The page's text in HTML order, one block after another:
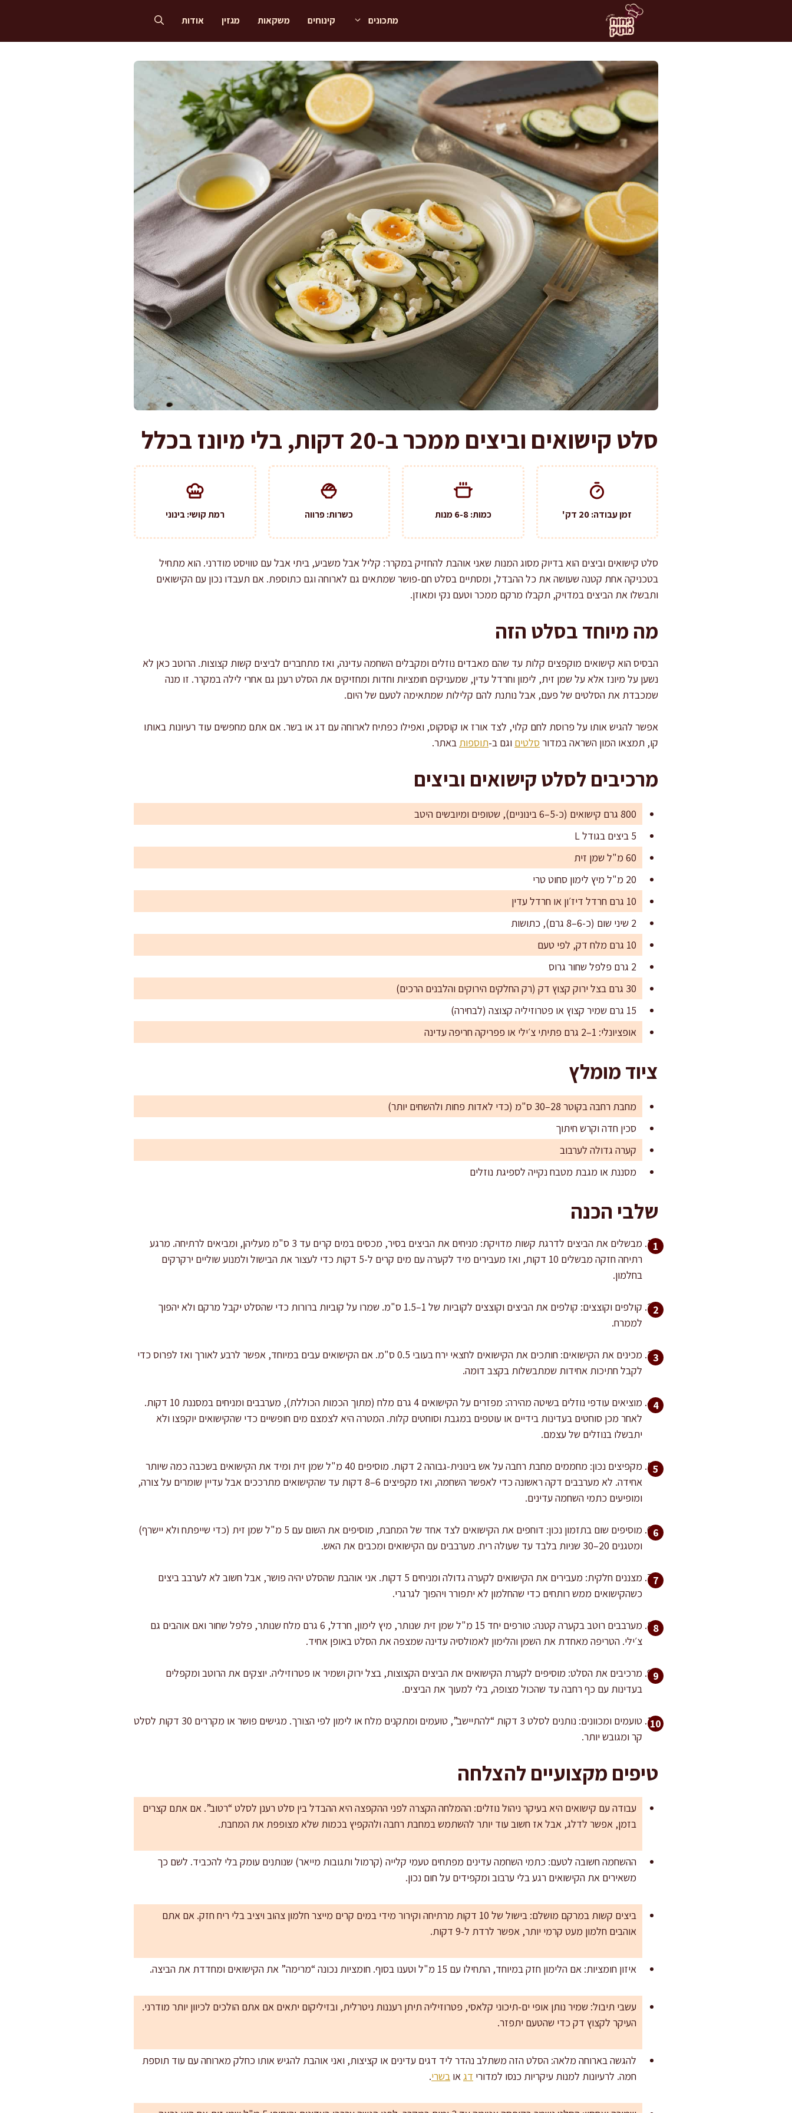
מתכונים קינוחים משקאות מגזין אודות
סלט קישואים וביצים ממכר ב-20 דקות, בלי מיונז בכלל
זמן עבודה: 20 דק' כמות: 6-8 מנות כשרות: פרווה רמת קושי: בינוני
סלט קישואים וביצים הוא בדיוק מסוג המנות שאני אוהבת להחזיק במקרר: קליל אבל משביע, ביתי אבל עם טוויסט מודרני. הוא מתחיל
בטכניקה אחת קטנה שעושה את כל ההבדל, ומסתיים בסלט חם-פושר שמתאים גם לארוחה וגם כתוספת. אם תעבדו נכון עם הקישואים
ותבשלו את הביצים במדויק, תקבלו מרקם ממכר וטעם נקי ומאוזן.
מה מיוחד בסלט הזה
הבסיס הוא קישואים מוקפצים קלות עד שהם מאבדים נוזלים ומקבלים השחמה עדינה, ואז מתחברים לביצים קשות קצוצות. הרוטב כאן לא
נשען על מיונז אלא על שמן זית, לימון וחרדל עדין, שמעניקים חומציות וחדות ומחזיקים את הסלט רענן גם אחרי לילה במקרר. זו מנה
שמכבדת את הסלטים של פעם, אבל נותנת להם קלילות שמתאימה לטעם של היום.
אפשר להגיש אותו על פרוסת לחם קלוי, לצד אורז או קוסקוס, ואפילו כפתיח לארוחה עם דג או בשר. אם אתם מחפשים עוד רעיונות באותו
קו, תמצאו המון השראה במדור סלטים וגם ב-תוספות באתר.
מרכיבים לסלט קישואים וביצים
800 גרם קישואים (כ-5–6 בינוניים), שטופים ומיובשים היטב
5 ביצים בגודל L
60 מ"ל שמן זית
20 מ"ל מיץ לימון סחוט טרי
10 גרם חרדל דיז׳ון או חרדל עדין
2 שיני שום (כ-6–8 גרם), כתושות
10 גרם מלח דק, לפי טעם
2 גרם פלפל שחור גרוס
30 גרם בצל ירוק קצוץ דק (רק החלקים הירוקים והלבנים הרכים)
15 גרם שמיר קצוץ או פטרוזיליה קצוצה (לבחירה)
אופציונלי: 1–2 גרם פתיתי צ׳ילי או פפריקה חריפה עדינה
ציוד מומלץ
מחבת רחבה בקוטר 28–30 ס"מ (כדי לאדות פחות ולהשחים יותר)
סכין חדה וקרש חיתוך
קערה גדולה לערבוב
מסננת או מגבת מטבח נקייה לספיגת נוזלים
שלבי הכנה
מבשלים את הביצים לדרגת קשות מדויקת: מניחים את הביצים בסיר, מכסים במים קרים עד 3 ס"מ מעליהן, ומביאים לרתיחה. מרגע
רתיחה חזקה מבשלים 10 דקות, ואז מעבירים מיד לקערה עם מים קרים ל-5 דקות כדי לעצור את הבישול ולמנוע שוליים ירקרקים
בחלמון.
קולפים וקוצצים: קולפים את הביצים וקוצצים לקוביות של 1–1.5 ס"מ. שמרו על קוביות ברורות כדי שהסלט יקבל מרקם ולא יהפוך
לממרח.
מכינים את הקישואים: חותכים את הקישואים לחצאי ירח בעובי 0.5 ס"מ. אם הקישואים עבים במיוחד, אפשר לרבע לאורך ואז לפרוס כדי
לקבל חתיכות אחידות שמתבשלות בקצב דומה.
מוציאים עודפי נוזלים בשיטה מהירה: מפזרים על הקישואים 4 גרם מלח (מתוך הכמות הכוללת), מערבבים ומניחים במסננת 10 דקות.
לאחר מכן סוחטים בעדינות בידיים או עוטפים במגבת וסוחטים קלות. המטרה היא לצמצם מים חופשיים כדי שהקישואים יוקפצו ולא
יתבשלו בנוזלים של עצמם.
מקפיצים נכון: מחממים מחבת רחבה על אש בינונית-גבוהה 2 דקות. מוסיפים 40 מ"ל שמן זית ומיד את הקישואים בשכבה כמה שיותר
אחידה. לא מערבבים דקה ראשונה כדי לאפשר השחמה, ואז מקפיצים 6–8 דקות עד שהקישואים מתרככים אבל עדיין שומרים על צורה,
ומופיעים כתמי השחמה עדינים.
מוסיפים שום בתזמון נכון: דוחפים את הקישואים לצד אחד של המחבת, מוסיפים את השום עם 5 מ"ל שמן זית (כדי שייפתח ולא יישרף)
ומטגנים 20–30 שניות בלבד עד שעולה ריח. מערבבים עם הקישואים ומכבים את האש.
מצננים חלקית: מעבירים את הקישואים לקערה גדולה ומניחים 5 דקות. אני אוהבת שהסלט יהיה פושר, אבל חשוב לא לערבב ביצים
כשהקישואים ממש רותחים כדי שהחלמון לא יתפורר ויהפוך לגרגרי.
מערבבים רוטב בקערה קטנה: טורפים יחד 15 מ"ל שמן זית שנותר, מיץ לימון, חרדל, 6 גרם מלח שנותר, פלפל שחור ואם אוהבים גם
צ׳ילי. הטריפה מאחדת את השמן והלימון לאמולסיה עדינה שמצפה את הסלט באופן אחיד.
מרכיבים את הסלט: מוסיפים לקערת הקישואים את הביצים הקצוצות, בצל ירוק ושמיר או פטרוזיליה. יוצקים את הרוטב ומקפלים
בעדינות עם כף רחבה עד שהכול מצופה, בלי למעוך את הביצים.
טועמים ומכוונים: נותנים לסלט 3 דקות “להתיישב”, טועמים ומתקנים מלח או לימון לפי הצורך. מגישים פושר או מקררים 30 דקות לסלט
קר ומגובש יותר.
טיפים מקצועיים להצלחה
עבודה עם קישואים היא בעיקר ניהול נוזלים: ההמלחה הקצרה לפני ההקפצה היא ההבדל בין סלט רענן לסלט “רטוב”. אם אתם קצרים
בזמן, אפשר לדלג, אבל אז חשוב עוד יותר להשתמש במחבת רחבה ולהקפיץ בכמות שלא מצופפת את המחבת.
ההשחמה חשובה לטעם: כתמי השחמה עדינים מפתחים טעמי קלייה (קרמול ותגובות מייאר) שנותנים עומק בלי להכביד. לשם כך
משאירים את הקישואים רגע בלי ערבוב ומקפידים על חום נכון.
ביצים קשות במרקם מושלם: בישול של 10 דקות מרתיחה וקירור מידי במים קרים מייצר חלמון צהוב ויציב בלי ריח חזק. אם אתם
אוהבים חלמון מעט קרמי יותר, אפשר לרדת ל-9 דקות.
איזון חומציות: אם הלימון חזק במיוחד, התחילו עם 15 מ"ל וטענו בסוף. חומציות נכונה “מרימה” את הקישואים ומחדדת את הביצה.
עשבי תיבול: שמיר נותן אופי ים-תיכוני קלאסי, פטרוזיליה תיתן רעננות ניטרלית, ובזיליקום יתאים אם אתם הולכים לכיוון יותר מודרני.
העיקר לקצוץ דק כדי שהטעם יתפזר.
להגשה בארוחה מלאה: הסלט הזה משתלב נהדר ליד דגים עדינים או קציצות, ואני אוהבת להגיש אותו כחלק מארוחה עם עוד תוספת
חמה. לרעיונות למנות עיקריות כנסו למדורי דגאו בשרי.